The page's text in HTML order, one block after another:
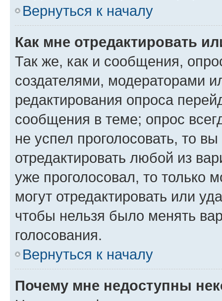
Вернуться к началу
Как мне отредактировать
Так же, как и сообщения,
создателями, модераторами
редактирования опроса
сообщения в теме; опрос
не успел проголосовать, то
отредактировать любой из
уже проголосовал, то только
могут отредактировать или
чтобы нельзя было менять
голосования.
Вернуться к началу
Почему мне недоступны